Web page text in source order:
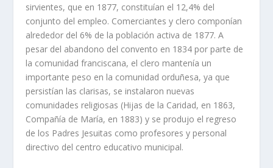
sirvientes, que en 1877, constituían el 12,4% del
conjunto del empleo. Comerciantes y clero componían
alrededor del 6% de la población activa de 1877. A
pesar del abandono del convento en 1834 por parte de
la comunidad franciscana, el clero mantenía un
importante peso en la comunidad orduñesa, ya que
persistían las clarisas, se instalaron nuevas
comunidades religiosas (Hijas de la Caridad, en 1863,
Compañía de María, en 1883) y se produjo el regreso
de los Padres Jesuitas como profesores y personal
directivo del centro educativo municipal.